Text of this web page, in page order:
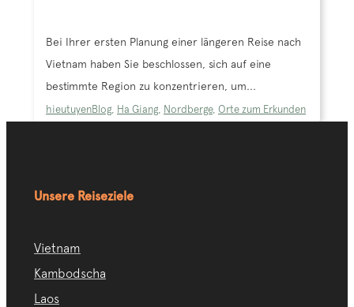
Bei Ihrer ersten Planung einer längeren Reise nach
Vietnam haben Sie beschlossen, sich auf eine
bestimmte Region zu konzentrieren, um...
hieutuyenBlog, Ha Giang, Nordberge, Orte zum Erkunden
Unsere Reiseziele
Vietnam
Kambodscha
Laos